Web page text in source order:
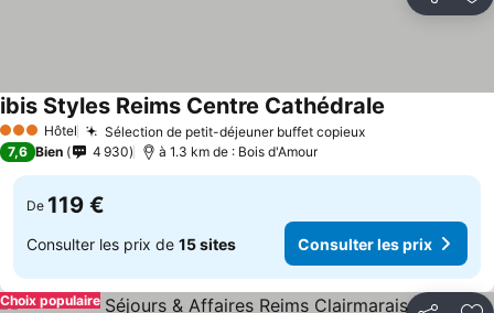
3 ÉtoilesHôtel Sélection de petit-déjeuner buffet copieux
ibis Styles Reims Centre Cathédrale
7,6 Bien 4 930 à 1.3 km de : Bois d'Amour
De 119 €
Consulter les prix de 15 sites Consulter les prix
Choix populaire